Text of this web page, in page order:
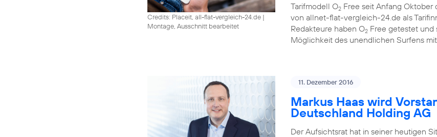
Credits: Placeit, all-flat-vergleich-24.de |
Montage, Ausschnitt bearbeitet
Tarifmodell O2 Free seit Anfang Oktober
von allnet-flat-vergleich-24.de als
Redakteure haben O2 Free getestet und
Möglichkeit des unendlichen Surfens
11. Dezember 2016
Markus Haas wird
Deutschland Holding AG
Der Aufsichtsrat hat in seiner heutigen